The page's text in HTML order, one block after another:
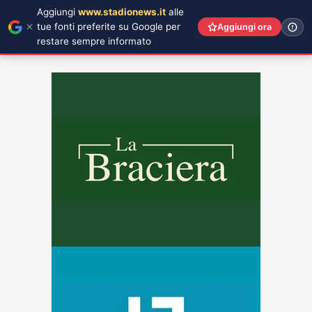
Aggiungi www.stadionews.it alle
tue fonti preferite su Google per
restare sempre informato
Aggiungi ora